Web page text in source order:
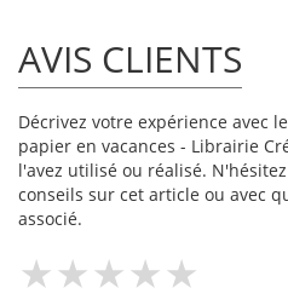
AVIS CLIENTS
Décrivez votre expérience avec
papier en vacances - Librairie
l'avez utilisé ou réalisé.
conseils sur cet article ou avec
associé.